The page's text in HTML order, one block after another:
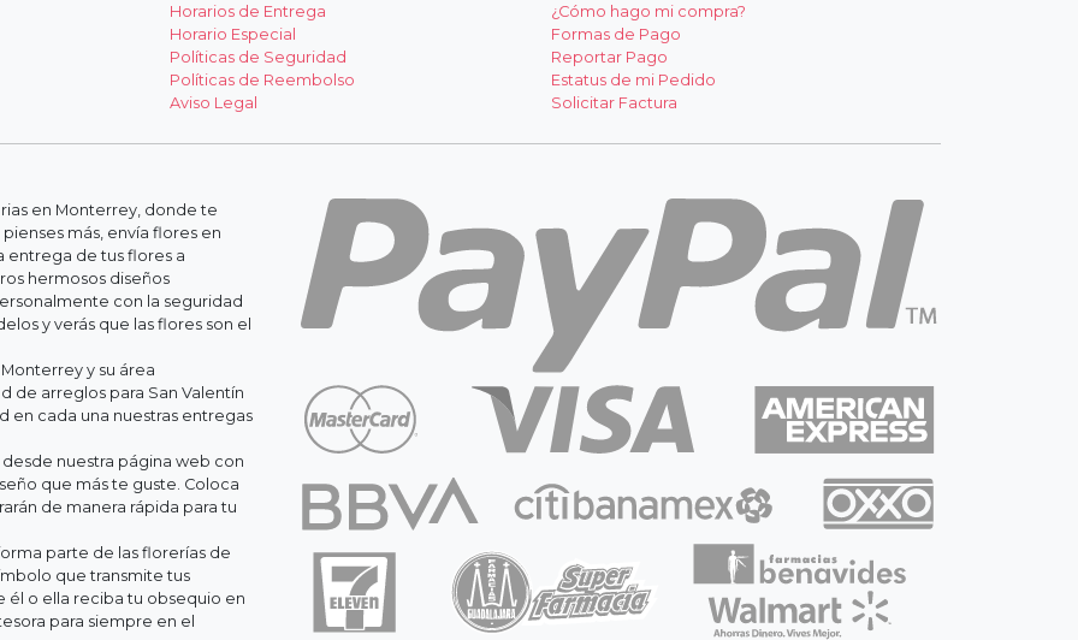
Horarios de Entrega
Horario Especial
Políticas de Seguridad
Políticas de Reembolso
Aviso Legal
¿Cómo hago mi compra?
Formas de Pago
Reportar Pago
Estatus de mi Pedido
Solicitar Factura
en Monterrey, donde te
más, envía flores en
entrega de tus flores a
hermosos diseños
con la seguridad
y verás que las flores son el
y su área
de arreglos para San Valentín
en cada una nuestras entregas
nuestra página web con
que más te guste. Coloca
de manera rápida para tu
parte de las florerías de
que transmite tus
él o ella reciba tu obsequio en
para siempre en el